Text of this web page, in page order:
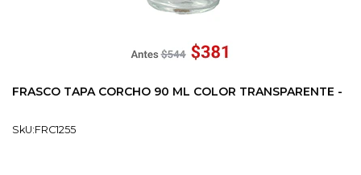
FRASCO TAPA CORCHO 90 ML COLOR TRANSPARENTE -
SkU:FRC1255